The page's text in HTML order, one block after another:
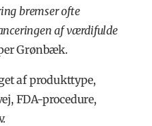
bremser ofte
af værdifulde
Grønbæk.
af produkttype,
FDA-procedure,